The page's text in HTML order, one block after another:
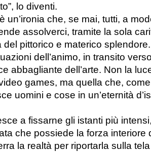
lo diventi.
un’ironia che, se mai, tutti, a
assolverci, tramite la sola
del pittorico e materico splendore.
dell’animo, in transito
abbagliante dell’arte. Non la
games, ma quella che,
uomini e cose in un’eternità
a fissarne gli istanti più
che possiede la forza interiore
la realtà per riportarla sulla